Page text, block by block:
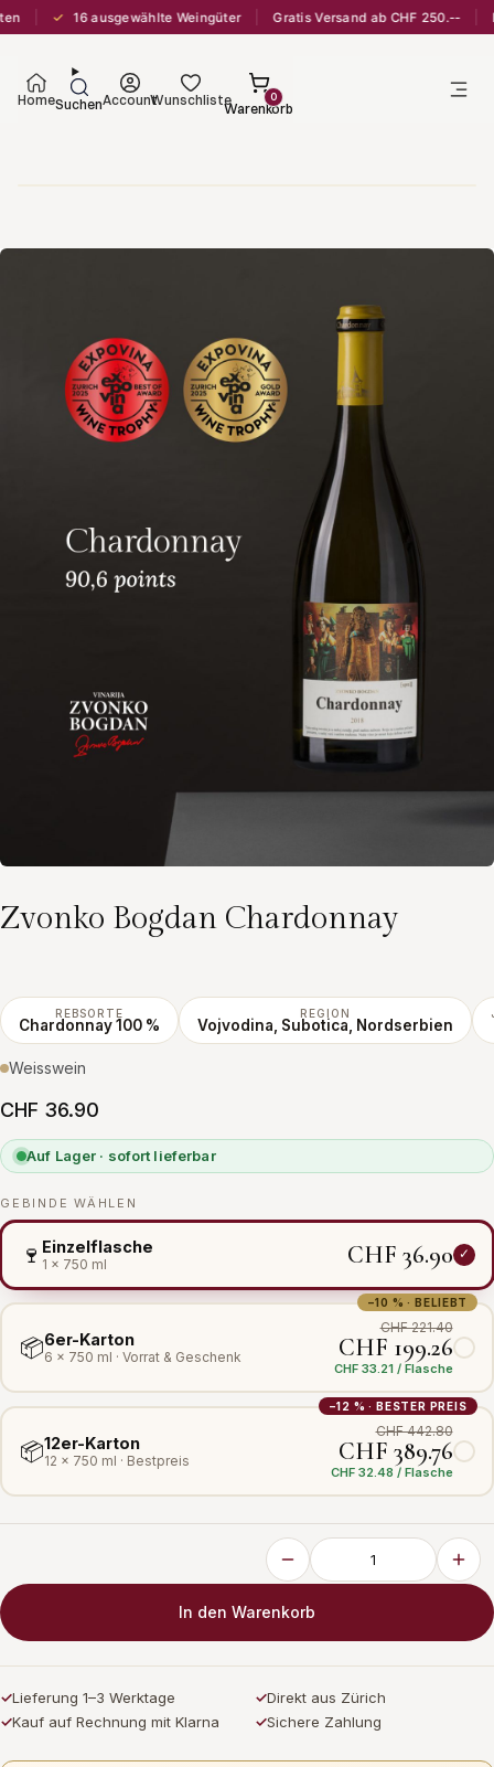
16 ausgewählte Weingüter Gratis Versand ab CHF 250.--
HomeSuchenAccountWunschliste 0
Warenkorb
Zvonko Bogdan Chardonnay
REBSORTE
Chardonnay 100 %
REGION
Vojvodina, Subotica, Nordserbien
Weisswein
CHF 36.90
Auf Lager · sofort lieferbar
GEBINDE WÄHLEN
🍷 Einzelflasche
1 × 750 ml CHF 36.90
−10 % · BELIEBT
📦6er-Karton
6 × 750 ml · Vorrat & Geschenk
CHF 221.40
CHF 199.26
CHF 33.21 / Flasche
−12 % · BESTER PREIS
📦12er-Karton
12 × 750 ml · Bestpreis
CHF 442.80
CHF 389.76
CHF 32.48 / Flasche
In den Warenkorb
✓Lieferung 1–3 Werktage ✓Direkt aus Zürich
✓Kauf auf Rechnung mit Klarna ✓Sichere Zahlung